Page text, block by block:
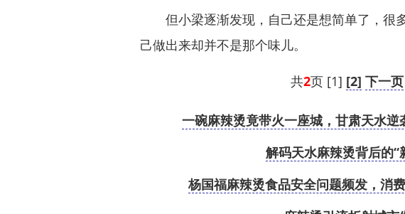
但小梁逐渐发现，自己还是想简单了，很
己做出来却并不是那个味儿。
共2页 [1] [2] 下一页
一碗麻辣烫竟带火一座城，甘肃天水逆
解码天水麻辣烫背后的“
杨国福麻辣烫食品安全问题频发，消